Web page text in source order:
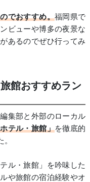
でおすすめ。福岡県で
ビューや博多の夜景な
あるのでぜひ行ってみ
館おすすめラン
集部と外部のローカル
テル・旅館」を徹底的
ル・旅館」を吟味した
や旅館の宿泊経験やオ